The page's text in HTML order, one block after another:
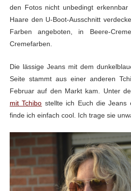
den Fotos nicht unbedingt
Haare den U-Boot-Ausschnitt
Farben angeboten, in Beere-
Cremefarben.
Die lässige Jeans mit dem
Seite stammt aus einer anderen
Februar auf den Markt kam. Unter
mit Tchibo stellte ich Euch die Jeans
finde ich einfach cool. Ich trage sie